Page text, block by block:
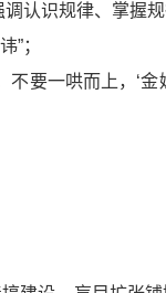
认识规律、掌握规
”；
要一哄而上，‘金